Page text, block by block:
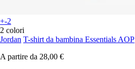
+-2
2 colori
Jordan T-shirt da bambina Essentials AOP
A partire da 28,00 €